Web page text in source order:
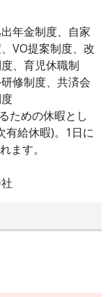
年金制度、自家
VO提案制度、改
、育児休職制
修制度、共済会
ための休暇とし
有給休暇)。1日に
ます。